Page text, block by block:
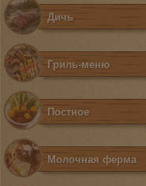
Дичь
Гриль-меню
Постное
Молочная ферма